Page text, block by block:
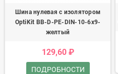
Шина нулевая с изолятором
OptiKit BB-D-PE-DIN-10-6х9-
желтый
129,60 ₽
ПОДРОБНОСТИ